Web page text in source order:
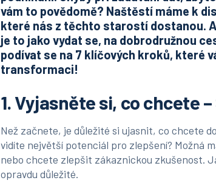
vám to povědomě? Naštěstí máme k
které nás z těchto starostí dostanou.
je to jako vydat se, na dobrodružnou
podívat se na 7 klíčových kroků, které
transformaci!
1. Vyjasněte si, co chcete
Než začnete, je důležité si ujasnit, co chcete
vidíte největší potenciál pro zlepšení? Možná
nebo chcete zlepšit zákaznickou zkušenost.
opravdu důležité.